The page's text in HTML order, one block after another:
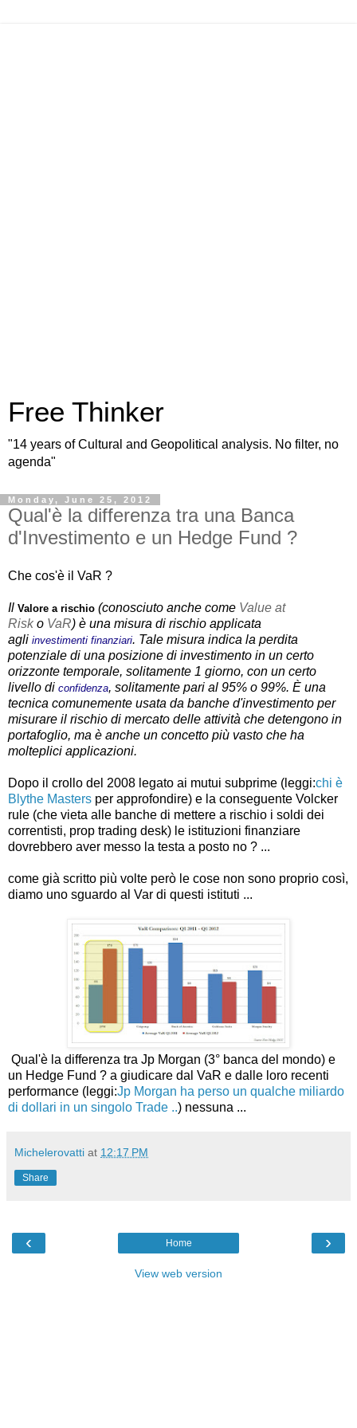
Free Thinker
"14 years of Cultural and Geopolitical analysis. No filter, no
agenda"
Monday, June 25, 2012
Qual'è la differenza tra una Banca
d'Investimento e un Hedge Fund ?
Che cos'è il VaR ?
Il Valore a rischio (conosciuto anche come Value at
Risk o VaR) è una misura di rischio applicata
agli investimenti finanziari. Tale misura indica la perdita
potenziale di una posizione di investimento in un certo
orizzonte temporale, solitamente 1 giorno, con un certo
livello di confidenza, solitamente pari al 95% o 99%. È una
tecnica comunemente usata da banche d'investimento per
misurare il rischio di mercato delle attività che detengono in
portafoglio, ma è anche un concetto più vasto che ha
molteplici applicazioni.
Dopo il crollo del 2008 legato ai mutui subprime (leggi:chi è
Blythe Masters per approfondire) e la conseguente Volcker
rule (che vieta alle banche di mettere a rischio i soldi dei
correntisti, prop trading desk) le istituzioni finanziare
dovrebbero aver messo la testa a posto no ? ...
come già scritto più volte però le cose non sono proprio così,
diamo uno sguardo al Var di questi istituti ...
Qual'è la differenza tra Jp Morgan (3° banca del mondo) e
un Hedge Fund ? a giudicare dal VaR e dalle loro recenti
performance (leggi:Jp Morgan ha perso un qualche miliardo
di dollari in un singolo Trade ..) nessuna ...
Michelerovatti at 12:17 PM
Share
‹ ›
Home
View web version